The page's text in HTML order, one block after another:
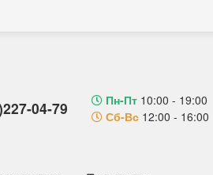
04-79 Пн-Пт 10:00 - 19:00
Сб-Вс 12:00 - 16:00